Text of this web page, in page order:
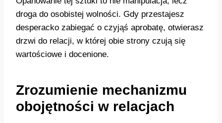
droga do osobistej wolności. Gdy przestajesz
desperacko zabiegać o czyjąś aprobatę, otwierasz
drzwi do relacji, w której obie strony czują się
wartościowe i docenione.
Zrozumienie mechanizmu
obojętności w relacjach